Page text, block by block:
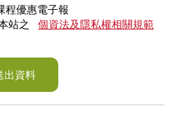
程優惠電子報
站之
個資法及隱私權相關規範
出資料